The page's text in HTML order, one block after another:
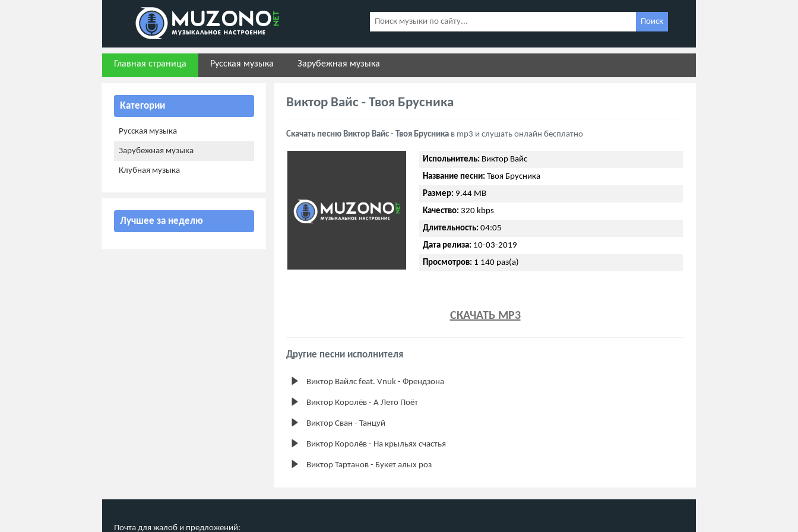
Поиск
Главная страница Русская музыка Зарубежная музыка
Виктор Вайс - Твоя Брусника
Скачать песню Виктор Вайс - Твоя Брусника в mp3 и слушать онлайн бесплатно
Испольнитель: Виктор Вайс
Название песни: Твоя Брусника
Размер: 9.44 MB
Качество: 320 kbps
Длительность: 04:05
Дата релиза: 10-03-2019
Просмотров: 1 140 раз(а)
СКАЧАТЬ MP3
Другие песни исполнителя
Виктор Вайлс feat. Vnuk - Френдзона
Виктор Королёв - А Лето Поёт
Виктор Сван - Танцуй
Виктор Королёв - На крыльях счастья
Виктор Тартанов - Букет алых роз
Категории
Русская музыка
Зарубежная музыка
Клубная музыка
Лучшее за неделю
Почта для жалоб и предложений: